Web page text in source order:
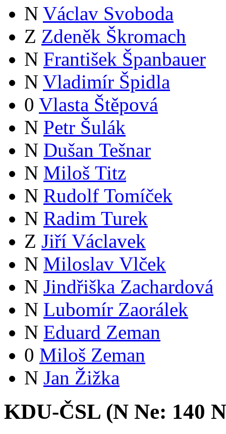
N Václav Svoboda
Z Zdeněk Škromach
N František Španbauer
N Vladimír Špidla
0 Vlasta Štěpová
N Petr Šulák
N Dušan Tešnar
N Miloš Titz
N Rudolf Tomíček
N Radim Turek
Z Jiří Václavek
N Miloslav Vlček
N Jindřiška Zachardová
N Lubomír Zaorálek
N Eduard Zeman
0 Miloš Zeman
N Jan Žižka
KDU-ČSL (N Ne: 140